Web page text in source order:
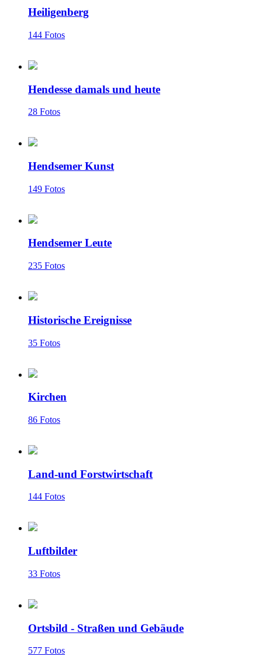
Heiligenberg
144 Fotos
Hendesse damals und heute
28 Fotos
Hendsemer Kunst
149 Fotos
Hendsemer Leute
235 Fotos
Historische Ereignisse
35 Fotos
Kirchen
86 Fotos
Land-und Forstwirtschaft
144 Fotos
Luftbilder
33 Fotos
Ortsbild - Straßen und Gebäude
577 Fotos